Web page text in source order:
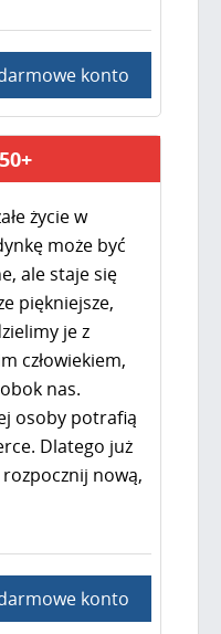
konto
życie w
może być
ale staje się
piękniejsze,
je z
człowiekiem,
nas.
osoby potrafią
Dlatego już
nową,
konto